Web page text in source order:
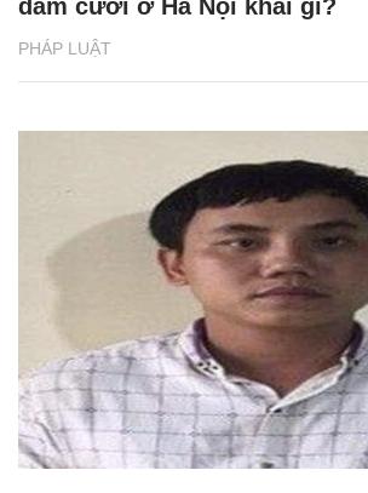
PHÁP LUẬT
đám cưới ở Hà Nội khai gì?